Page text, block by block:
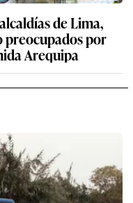
de Lima,
preocupados por
Arequipa